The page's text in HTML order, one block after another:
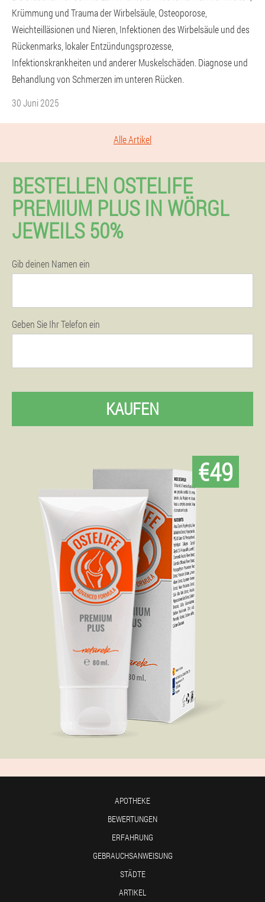
Krümmung und Trauma der Wirbelsäule, Osteoporose,
Weichteilläsionen und Nieren, Infektionen des Wirbelsäule und des
Rückenmarks, lokaler Entzündungsprozesse,
Infektionskrankheiten und anderer Muskelschäden. Diagnose und
Behandlung von Schmerzen im unteren Rücken.
30 Juni 2025
Alle Artikel
BESTELLEN OSTELIFE
PREMIUM PLUS IN WÖRGL
JEWEILS 50%
Gib deinen Namen ein
Geben Sie Ihr Telefon ein
KAUFEN
€49
APOTHEKE
BEWERTUNGEN
ERFAHRUNG
GEBRAUCHSANWEISUNG
STÄDTE
ARTIKEL